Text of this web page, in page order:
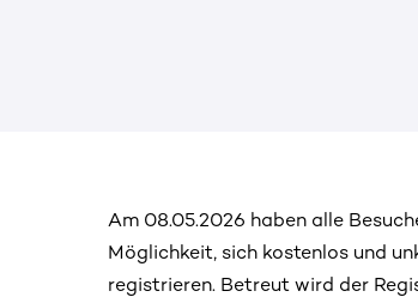
Am 08.05.2026 haben alle
Möglichkeit, sich kostenlos und
registrieren. Betreut wird der